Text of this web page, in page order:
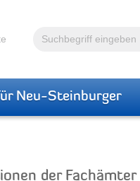
Volltextsuche
Neu-Steinburger
der Fachämter